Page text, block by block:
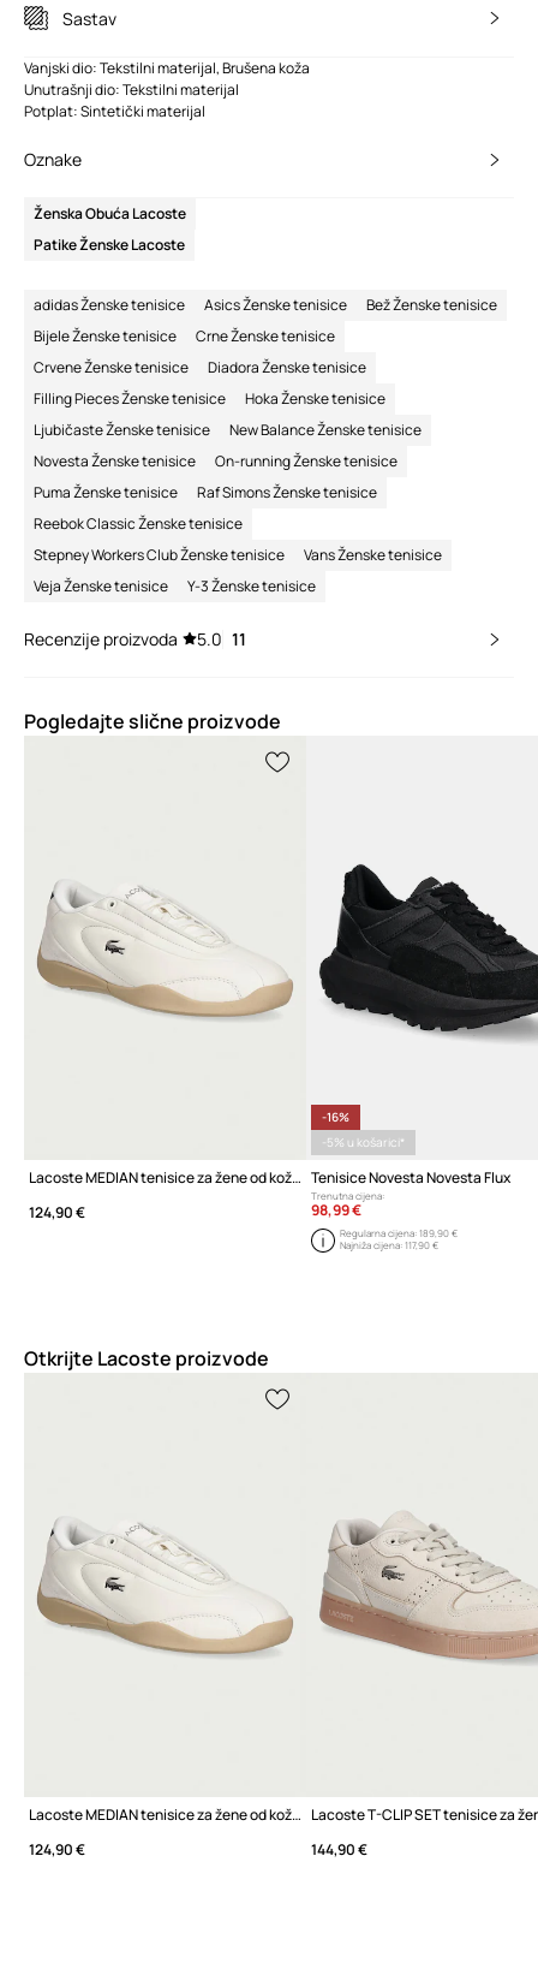
Sastav
Vanjski dio: Tekstilni materijal, Brušena koža
Unutrašnji dio: Tekstilni materijal
Potplat: Sintetički materijal
Oznake
Ženska Obuća Lacoste
Patike Ženske Lacoste
adidas Ženske tenisice Asics Ženske tenisice
Bež Ženske tenisice
Bijele Ženske tenisice
Crne Ženske tenisice
Crvene Ženske tenisice
Diadora Ženske tenisice
Filling Pieces Ženske tenisice
Hoka Ženske tenisice
Ljubičaste Ženske tenisice
New Balance Ženske tenisice
Novesta Ženske tenisice
On-running Ženske tenisice
Puma Ženske tenisice
Raf Simons Ženske tenisice
Reebok Classic Ženske tenisice
Stepney Workers Club Ženske tenisice
Vans Ženske tenisice
Veja Ženske tenisice
Y-3 Ženske tenisice
Recenzije proizvoda 5.0 11
Pogledajte slične proizvode
Lacoste MEDIAN tenisice za žene od kože
124,90 €
-16%
-5% u košarici*
Tenisice Novesta Novesta Flux
Trenutna cijena:
98,99 €
Regularna cijena: 189,90 €
Najniža cijena: 117,90 €
Otkrijte Lacoste proizvode
Lacoste MEDIAN tenisice za žene od kože
124,90 €
144,90 €